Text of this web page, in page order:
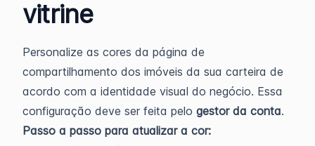
vitrine
Personalize as cores da página de
compartilhamento dos imóveis da sua carteira de
acordo com a identidade visual do negócio. Essa
configuração deve ser feita pelo gestor da conta.
Passo a passo para atualizar a cor: